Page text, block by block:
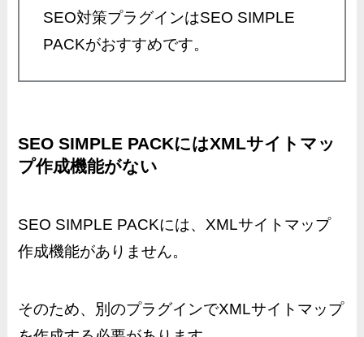
SEO対策プラグインはSEO SIMPLE
PACKがおすすめです。
SEO SIMPLE PACKにはXMLサイトマッ
プ作成機能がない
SEO SIMPLE PACKには、XMLサイトマップ
作成機能がありません。
そのため、別のプラグインでXMLサイトマップ